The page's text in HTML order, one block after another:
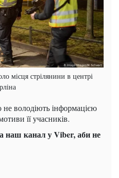
місця стрілянини в центрі
володіють інформацією
її учасників.
наш канал у Viber, аби не